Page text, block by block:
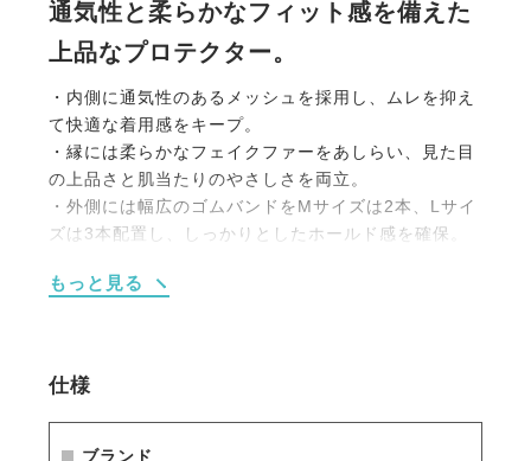
通気性と柔らかなフィット感を備えた
上品なプロテクター。
・内側に通気性のあるメッシュを採用し、ムレを抑え
て快適な着用感をキープ。
・縁には柔らかなフェイクファーをあしらい、見た目
の上品さと肌当たりのやさしさを両立。
・外側には幅広のゴムバンドをMサイズは2本、Lサイ
ズは3本配置し、しっかりとしたホールド感を確保。
セントに。
※シーズン品のため入荷数が少なく再販はありません
のでお早めのご注文をお勧めします。
人気商品はすぐに完売となりますので、新商品をいち
もっと見る
仕様
ブランド